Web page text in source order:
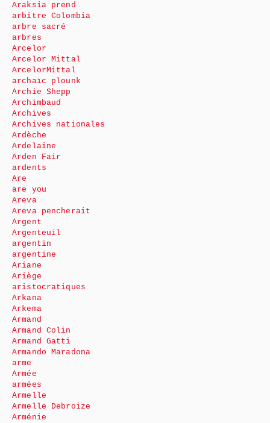
Araksia prend
arbitre Colombia
arbre sacré
arbres
Arcelor
Arcelor Mittal
ArcelorMittal
archaïc plounk
Archie Shepp
Archimbaud
Archives
Archives nationales
Ardèche
Ardelaine
Arden Fair
ardents
Are
are you
Areva
Areva pencherait
Argent
Argenteuil
argentin
argentine
Ariane
Ariège
aristocratiques
Arkana
Arkema
Armand
Armand Colin
Armand Gatti
Armando Maradona
arme
Armée
armées
Armelle
Armelle Debroize
Arménie